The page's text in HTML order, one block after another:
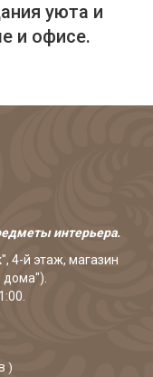
уюта и
и офисе.
интерьера.
4-й этаж, магазин
дома").
)